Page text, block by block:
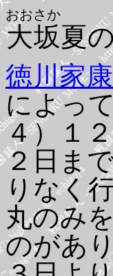
大坂
おおさか
夏
徳川家康
によっ
４）１
２日ま
りなく
丸のみ
のがあ